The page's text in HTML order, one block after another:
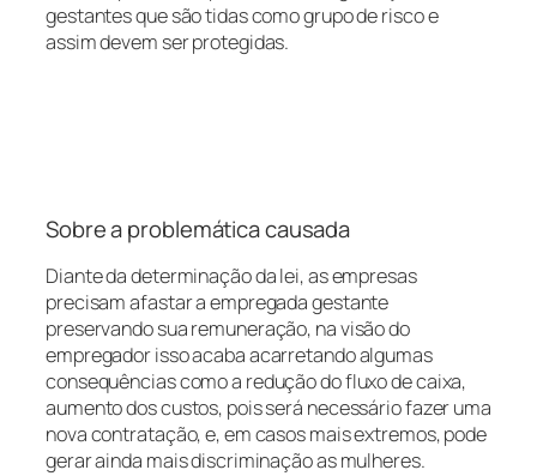
gestantes que são tidas como grupo de risco e
assim devem ser protegidas.
Sobre a problemática causada
Diante da determinação da lei, as empresas
precisam afastar a empregada gestante
preservando sua remuneração, na visão do
empregador isso acaba acarretando algumas
consequências como a redução do fluxo de caixa,
aumento dos custos, pois será necessário fazer uma
nova contratação, e, em casos mais extremos, pode
gerar ainda mais discriminação as mulheres.